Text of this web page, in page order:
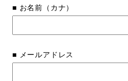
■ お名前（カナ）
■ メールアドレス